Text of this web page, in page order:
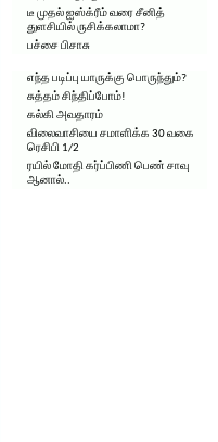
டீ முதல் ஐஸ்க்ரீம் வரை சீனித்
துளசியில் ருசிக்கலாமா?
பச்சை பிசாசு
எந்த படிப்பு யாருக்கு பொருந்தும்?
சுத்தம் சிந்திப்போம்!
கல்கி அவதாரம்
விலைவாசியை சமாளிக்க 30 வகை
ரெசிபி 1/2
ரயில் மோதி கர்ப்பிணி பெண் சாவு
ஆனால்..